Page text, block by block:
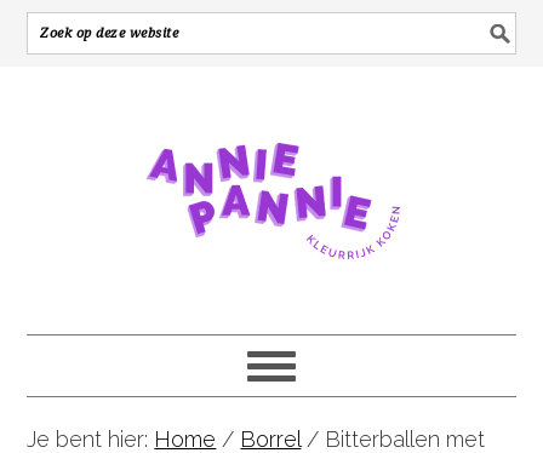
Je bent hier: Home / Borrel / Bitterballen met